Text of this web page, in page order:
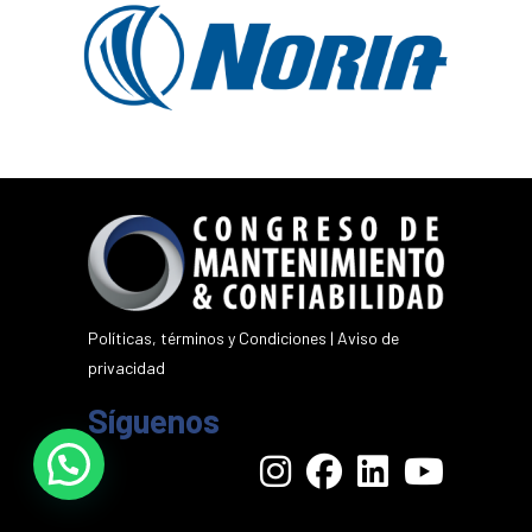
Políticas, términos y Condiciones | Aviso de
privacidad
Síguenos